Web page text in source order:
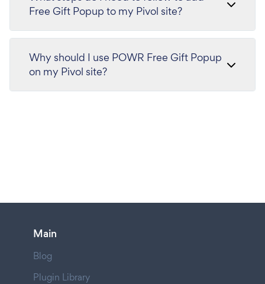
Free Gift Popup to my Pivol site?
Why should I use POWR Free Gift Popup
on my Pivol site?
Main
Blog
Plugin Library